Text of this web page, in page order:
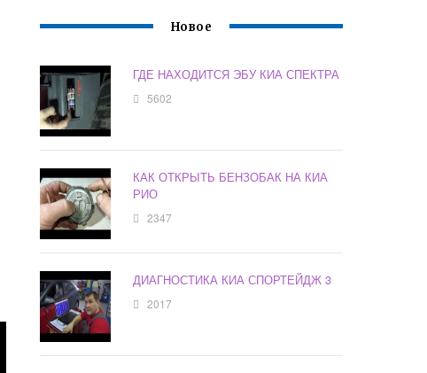
Новое
ГДЕ НАХОДИТСЯ ЭБУ КИА СПЕКТРА
5602
КАК ОТКРЫТЬ БЕНЗОБАК НА КИА
РИО
2347
ДИАГНОСТИКА КИА СПОРТЕЙДЖ 3
2017